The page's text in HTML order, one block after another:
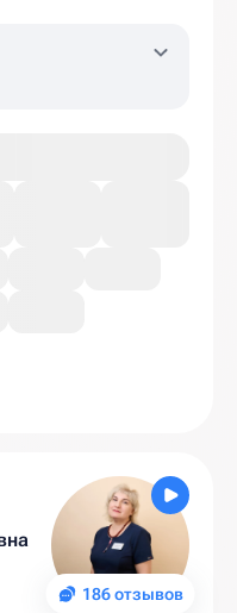
186 отзывов